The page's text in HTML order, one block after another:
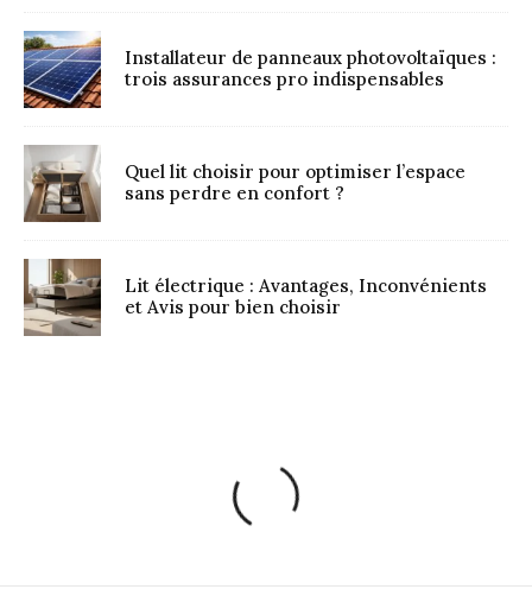
Installateur de panneaux photovoltaïques :
trois assurances pro indispensables
Quel lit choisir pour optimiser l’espace
sans perdre en confort ?
Lit électrique : Avantages, Inconvénients
et Avis pour bien choisir